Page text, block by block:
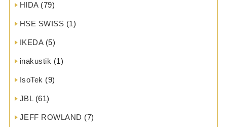
HIDA(79)
HSE SWISS (1)
IKEDA(5)
inakustik (1)
IsoTek (9)
JBL(61)
JEFF ROWLAND (7)